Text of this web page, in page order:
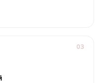
03